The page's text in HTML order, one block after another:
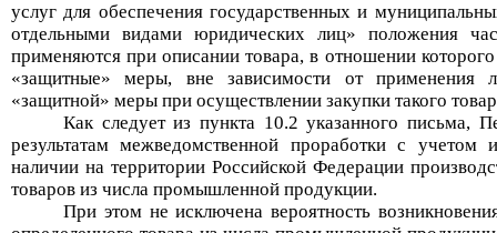
услуг для обеспечения государственных и
отдельными видами юридических лиц» положения
применяются при описании товара, в отношении
«защитные» меры, вне зависимости от применения
«защитной» меры при осуществлении закупки такого
Как следует из пункта 10.2 указанного письма,
результатам межведомственной проработки с
наличии на территории Российской Федерации
товаров из числа промышленной продукции.
При этом не исключена вероятность